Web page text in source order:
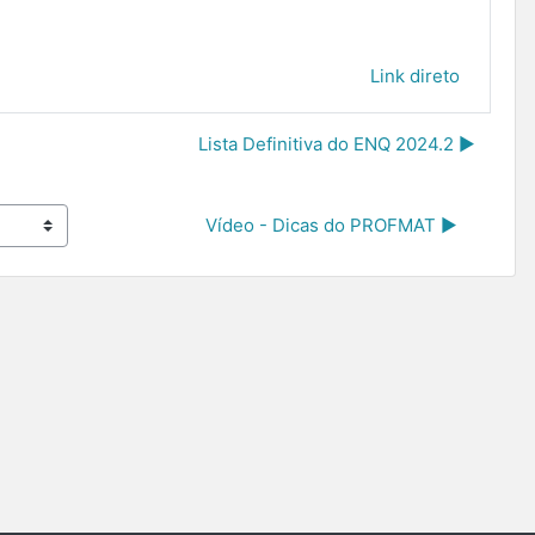
Link direto
Lista Definitiva do ENQ 2024.2 ▶︎
Vídeo - Dicas do PROFMAT ▶︎